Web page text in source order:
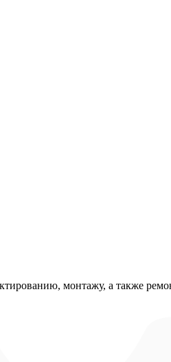
монтажу, а также